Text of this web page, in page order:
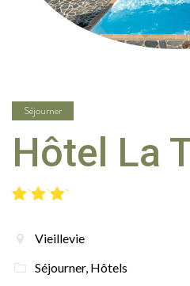
Séjourner
Hôtel La
Vieillevie
Séjourner, Hôtels